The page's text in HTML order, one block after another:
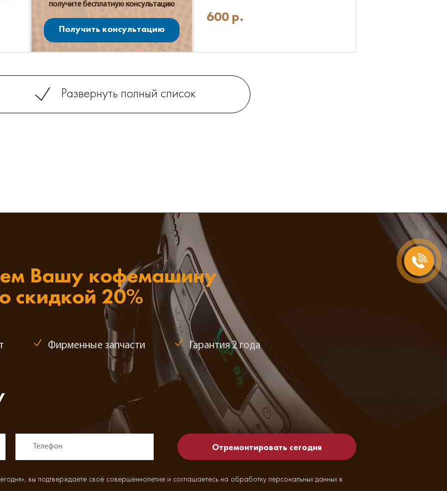
получите бесплатную консультацию
Получить консультацию
600 р.
Развернуть полный список
Вашу кофемашину
скидкой 20%
Фирменные запчасти Гарантия 2 года
вы подтверждаете своё совершеннолетие и соглашаетесь на обработку персональных данных в